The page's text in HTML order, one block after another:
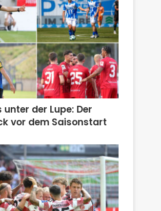
unter der Lupe: Der
vor dem Saisonstart